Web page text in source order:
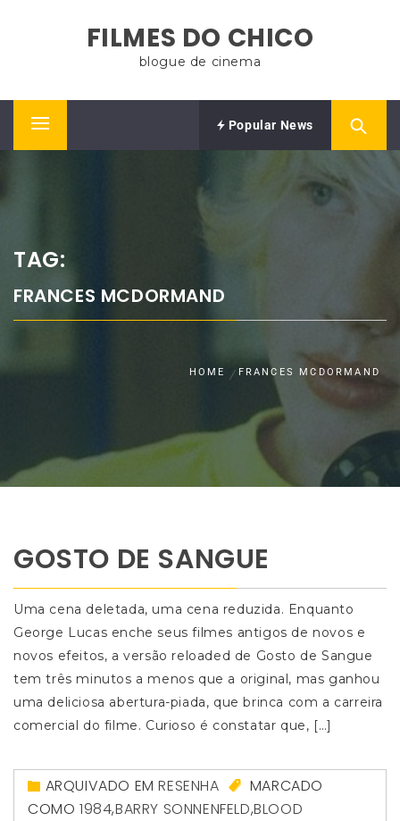
FILMES DO CHICO
blogue de cinema
Primary
Popular News
TAG:
FRANCES MCDORMAND
HOME FRANCES MCDORMAND
GOSTO DE SANGUE
Uma cena deletada, uma cena reduzida. Enquanto
George Lucas enche seus filmes antigos de novos e
novos efeitos, a versão reloaded de Gosto de Sangue
tem três minutos a menos que a original, mas ganhou
uma deliciosa abertura-piada, que brinca com a carreira
comercial do filme. Curioso é constatar que, […]
ARQUIVADO EMRESENHA
MARCADO
COMO 1984,BARRY SONNENFELD,BLOOD